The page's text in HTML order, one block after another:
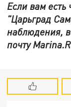
Если вам есть
"Царьград
наблюдения,
почту